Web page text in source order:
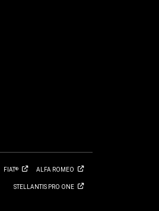
FIAT® ALFA ROMEO
STELLANTIS PRO ONE